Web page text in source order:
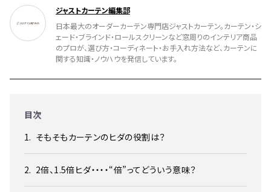
ジャストカーテン編集部
日本最大のオーダーカーテン専門店ジャストカーテン。カーテン・シ
ェード・ブラインド・ロールスクリーンなど窓周りのインテリア商品
のプロが、選び方・コーディネート・お手入れ方法など、カーテンに
関する知識・ノウハウを発信しています。
目次
そもそもカーテンのヒダの役割は？
2倍、1.5倍ヒダ・・・・“倍”ってどういう意味？